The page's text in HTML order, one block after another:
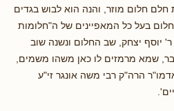
חלם חלום מוזר, והנה הוא לבוש בגדים
בעל כל המאפיינים של ה"חלומות
יוסף יצחק, שב החלום ונשנה שוב
שמא מרמזים לו כאן משהו משמים,
הרה"ק רבי משה אונגר זי"ע